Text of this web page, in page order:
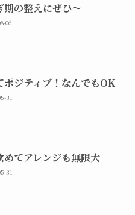
期の整えにぜひ～
06
ポジティブ！なんでもOK
31
めてアレンジも無限大
31